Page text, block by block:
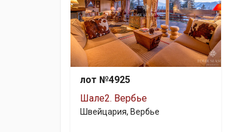
лот №4925
Шале2. Вербье
Швейцария, Вербье